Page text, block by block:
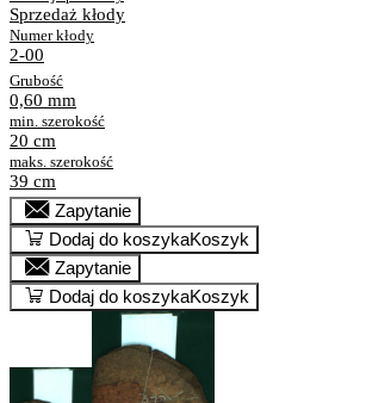
Sprzedaż kłody
Numer kłody
2-00
Grubość
0,60 mm
min. szerokość
20 cm
maks. szerokość
39 cm
Zapytanie
Dodaj do koszykaKoszyk
Zapytanie
Dodaj do koszykaKoszyk